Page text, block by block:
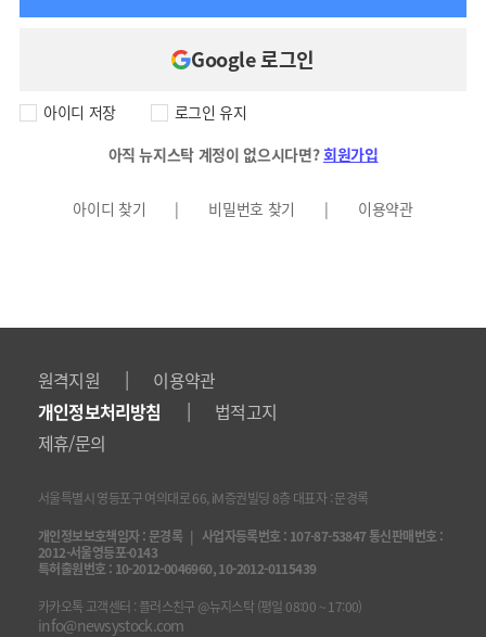
Google 로그인
아이디 저장
로그인 유지
아직 뉴지스탁 계정이 없으시다면?회원가입
아이디 찾기 | 비밀번호 찾기 | 이용약관
원격지원 |
이용약관
개인정보처리방침
|
법적고지
제휴/문의
서울특별시 영등포구 여의대로 66, iM증권빌딩 8층 대표자 : 문경록
개인정보보호책임자 : 문경록 | 사업자등록번호 : 107-87-53847 통신판매번호 :
2012-서울영등포-0143
특허출원번호 : 10-2012-0046960, 10-2012-0115439
카카오톡 고객센터 : 플러스친구 @뉴지스탁 (평일 08:00 ~ 17:00)
info@newsystock.com